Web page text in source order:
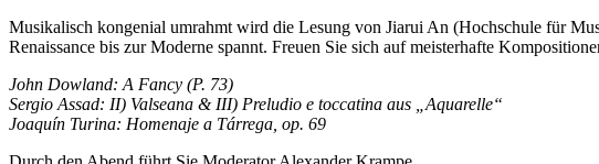
Musikalisch kongenial umrahmt wird die Lesung von Jiarui An (Hochschule für
Renaissance bis zur Moderne spannt. Freuen Sie sich auf meisterhafte
John Dowland: A Fancy (P. 73)
Sergio Assad: II) Valseana & III) Preludio e toccatina aus „Aquarelle“
Joaquín Turina: Homenaje a Tárrega, op. 69